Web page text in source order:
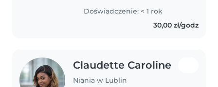
od zawsze pragnęłam do tego,
aby w pracy z nimi wyjaśniać
materiał w sposób prosty i
Doświadczenie: < 1 rok
30,00 zł/godz
Claudette Caroline
Niania w Lublin